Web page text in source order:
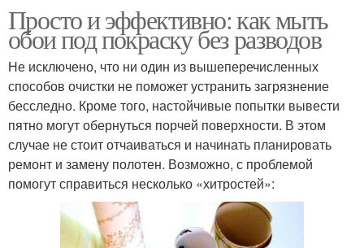
Просто и эффективно: как мыть
обои под покраску без разводов
Не исключено, что ни один из вышеперечисленных
способов очистки не поможет устранить загрязнение
бесследно. Кроме того, настойчивые попытки вывести
пятно могут обернуться порчей поверхности. В этом
случае не стоит отчаиваться и начинать планировать
ремонт и замену полотен. Возможно, с проблемой
помогут справиться несколько «хитростей»: